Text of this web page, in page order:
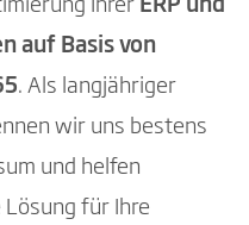
Ihrer ERP und
auf Basis von
. Als langjähriger
wir uns bestens
und helfen
für Ihre